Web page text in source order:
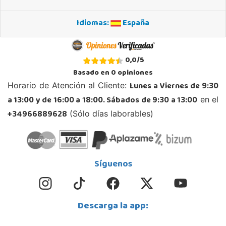
POCAS UNIDADES
Juguetilandia Andújar
Avda. Roma S/N
23740, Andújar
953 505 004
Localizar Tienda
Juguetilandia Armilla
Carretera Armilla 29, Urb. Porcegram, 2
Idiomas:
España
0,0/5
Basado en0opiniones
Horario de Atención al Cliente: Lunes a Viernes de 9:30
a 13:00 y de 16:00 a 18:00. Sábados de 9:30 a 13:00 en el
+34966889628 (Sólo días laborables)
Síguenos
Descarga la app: